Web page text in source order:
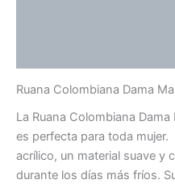
Ruana Colombiana Dama
La Ruana Colombiana
es perfecta para toda
acrílico, un material suave y
durante los días más fríos.